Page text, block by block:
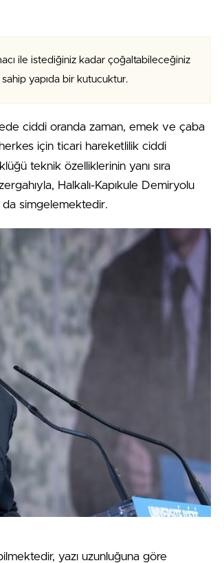
ile istediğiniz kadar çoğaltabileceğiniz
sahip yapıda bir kutucuktur.
ciddi oranda zaman, emek ve çaba
için ticari hareketlilik ciddi
teknik özelliklerinin yanı sıra
Halkalı-Kapıkule Demiryolu
da simgelemektedir.
yazı uzunluğuna göre